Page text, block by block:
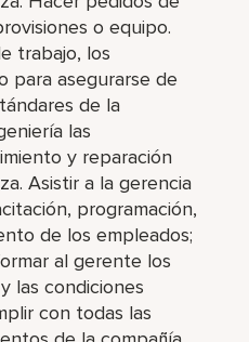
o equipo.
trabajo, los
para asegurarse de
de la
las
y reparación
Asistir a la gerencia
programación,
de los empleados;
al gerente los
las condiciones
con todas las